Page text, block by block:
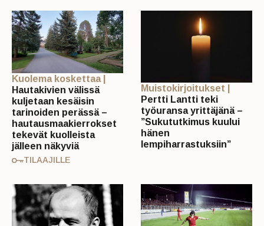
Kuolema koskettaa |
Hautakivien välissä
kuljetaan kesäisin
tarinoiden perässä –
hautausmaakierrokset
tekevät kuolleista
jälleen näkyviä
TILAAJILLE
Muistokirjoitukset |
Pertti Lantti teki
työuransa yrittäjänä –
”Sukututkimus kuului
hänen
lempiharrastuksiin”